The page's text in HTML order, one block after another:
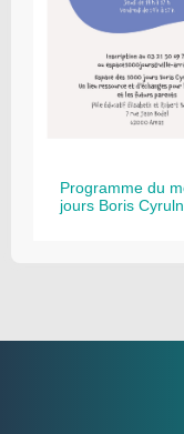
Programme du
jours Boris